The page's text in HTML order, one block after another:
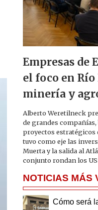
Empresas de
el foco en
minería y
Alberto Weretilneck
de grandes
proyectos estratégicos
tuvo como eje las
Muerta y la salida al
conjunto rondan los
NOTICIAS MÁS
Cómo será